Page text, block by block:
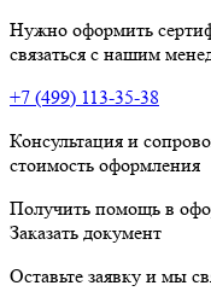
Нужно оформить
связаться с нашим
+7 (499) 113-35-38
Консультация и
стоимость оформления
Получить помощь в
Заказать документ
Оставьте заявку и мы